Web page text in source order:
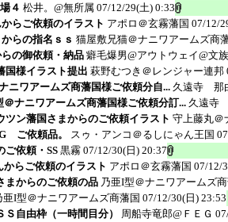
４ 松井。@無所属 07/12/29(土) 0:33
らご依頼のイラスト アポロ＠玄霧藩国 07/12/
らの指名ｓｓ 猫屋敷兄猫＠ナニワアームズ商
の御依頼・納品 癖毛爆男@アウトウェイ@文族
国様イラスト提出 萩野むつき＠レンジャー連邦
ニワアームズ商藩国様ご依頼分自... 久遠寺 那
＠ナニワアームズ商藩国様ご依頼分訂... 久遠寺
ツン藩国さまからのご依頼イラスト 守上藤丸＠
ご依頼品。
スゥ・アンコ＠るしにゃん王国
ご依頼・SS黒霧 07/12/30(日) 20:37
からご依頼のイラスト アポロ＠玄霧藩国 07/12/
まからのご依頼の品 乃亜I型＠ナニワアームズ
亜I型＠ナニワアームズ商藩国 07/12/30(日) 23:53
自由枠（一時間目分）
周船寺竜郎@ＦＥＧ